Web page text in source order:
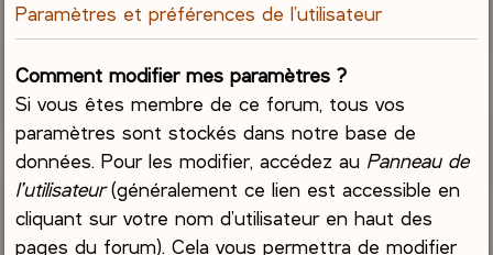
Paramètres et préférences de l’utilisateur
Comment modifier mes paramètres ?
Si vous êtes membre de ce forum, tous vos
paramètres sont stockés dans notre base de
données. Pour les modifier, accédez au Panneau de
l’utilisateur(généralement ce lien est accessible en
cliquant sur votre nom d’utilisateur en haut des
pages du forum). Cela vous permettra de modifier